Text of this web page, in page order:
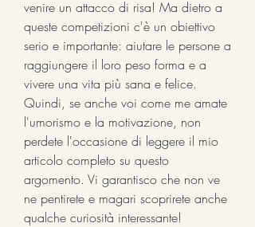
venire un attacco di risa! Ma dietro a
queste competizioni c'è un obiettivo
serio e importante: aiutare le persone a
raggiungere il loro peso forma e a
vivere una vita più sana e felice.
Quindi, se anche voi come me amate
l'umorismo e la motivazione, non
perdete l'occasione di leggere il mio
articolo completo su questo
argomento. Vi garantisco che non ve
ne pentirete e magari scoprirete anche
qualche curiosità interessante!